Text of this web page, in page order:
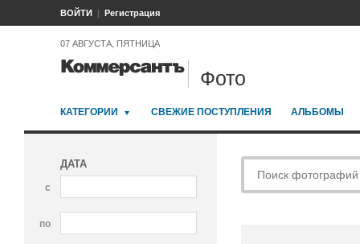
ВОЙТИ Регистрация
07 АВГУСТА, ПЯТНИЦА
Фото
КАТЕГОРИИ СВЕЖИЕ ПОСТУПЛЕНИЯ АЛЬБОМЫ
ДАТА
с
по